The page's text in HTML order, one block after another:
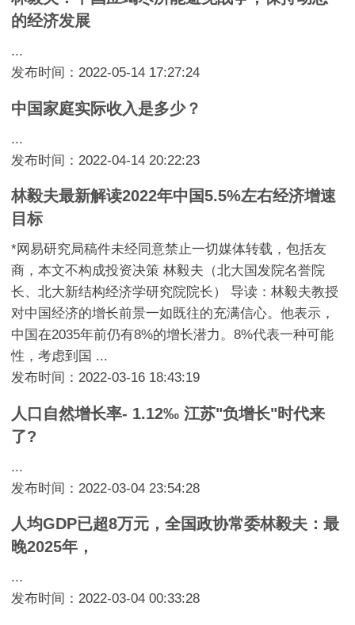
的经济发展
...
发布时间：2022-05-14 17:27:24
中国家庭实际收入是多少？
...
发布时间：2022-04-14 20:22:23
林毅夫最新解读2022年中国5.5%左右经济增速
目标
*网易研究局稿件未经同意禁止一切媒体转载，包括友
商，本文不构成投资决策 林毅夫（北大国发院名誉院
长、北大新结构经济学研究院院长） 导读：林毅夫教授
对中国经济的增长前景一如既往的充满信心。他表示，
中国在2035年前仍有8%的增长潜力。8%代表一种可能
性，考虑到国 ...
发布时间：2022-03-16 18:43:19
人口自然增长率- 1.12‰ 江苏"负增长"时代来
了?
...
发布时间：2022-03-04 23:54:28
人均GDP已超8万元，全国政协常委林毅夫：最
晚2025年，
...
发布时间：2022-03-04 00:33:28